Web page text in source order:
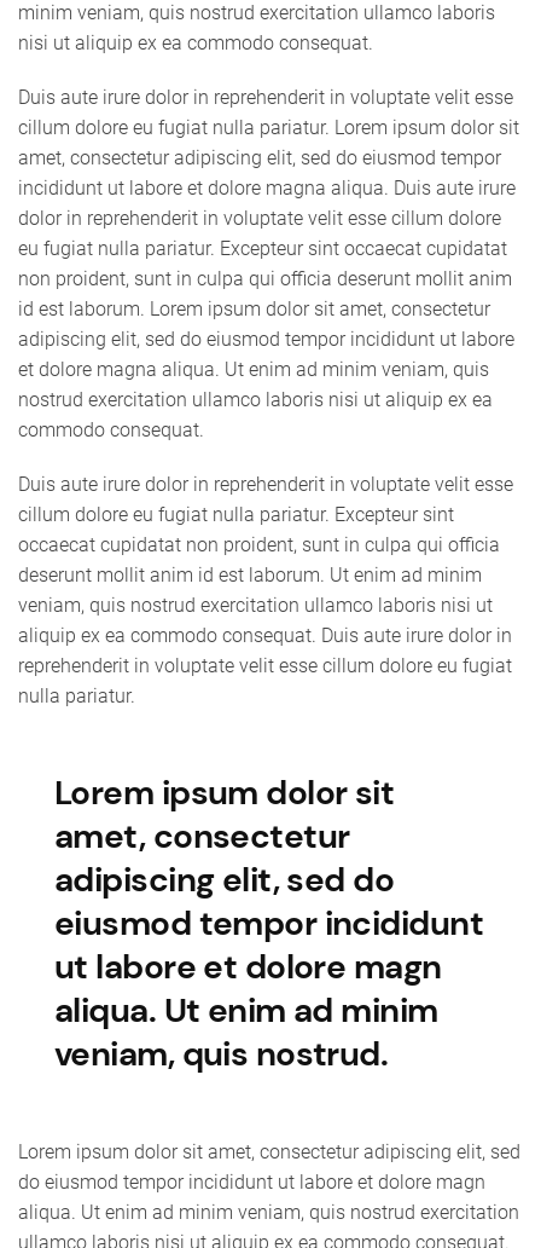
minim veniam, quis nostrud exercitation ullamco laboris
nisi ut aliquip ex ea commodo consequat.
Duis aute irure dolor in reprehenderit in voluptate velit esse
cillum dolore eu fugiat nulla pariatur. Lorem ipsum dolor sit
amet, consectetur adipiscing elit, sed do eiusmod tempor
incididunt ut labore et dolore magna aliqua. Duis aute irure
dolor in reprehenderit in voluptate velit esse cillum dolore
eu fugiat nulla pariatur. Excepteur sint occaecat cupidatat
non proident, sunt in culpa qui officia deserunt mollit anim
id est laborum. Lorem ipsum dolor sit amet, consectetur
adipiscing elit, sed do eiusmod tempor incididunt ut labore
et dolore magna aliqua. Ut enim ad minim veniam, quis
nostrud exercitation ullamco laboris nisi ut aliquip ex ea
commodo consequat.
Duis aute irure dolor in reprehenderit in voluptate velit esse
cillum dolore eu fugiat nulla pariatur. Excepteur sint
occaecat cupidatat non proident, sunt in culpa qui officia
deserunt mollit anim id est laborum. Ut enim ad minim
veniam, quis nostrud exercitation ullamco laboris nisi ut
aliquip ex ea commodo consequat. Duis aute irure dolor in
reprehenderit in voluptate velit esse cillum dolore eu fugiat
nulla pariatur.
Lorem ipsum dolor sit
amet, consectetur
adipiscing elit, sed do
eiusmod tempor incididunt
ut labore et dolore magn
aliqua. Ut enim ad minim
veniam, quis nostrud.
Lorem ipsum dolor sit amet, consectetur adipiscing elit, sed
do eiusmod tempor incididunt ut labore et dolore magn
aliqua. Ut enim ad minim veniam, quis nostrud exercitation
ullamco laboris nisi ut aliquip ex ea commodo consequat.